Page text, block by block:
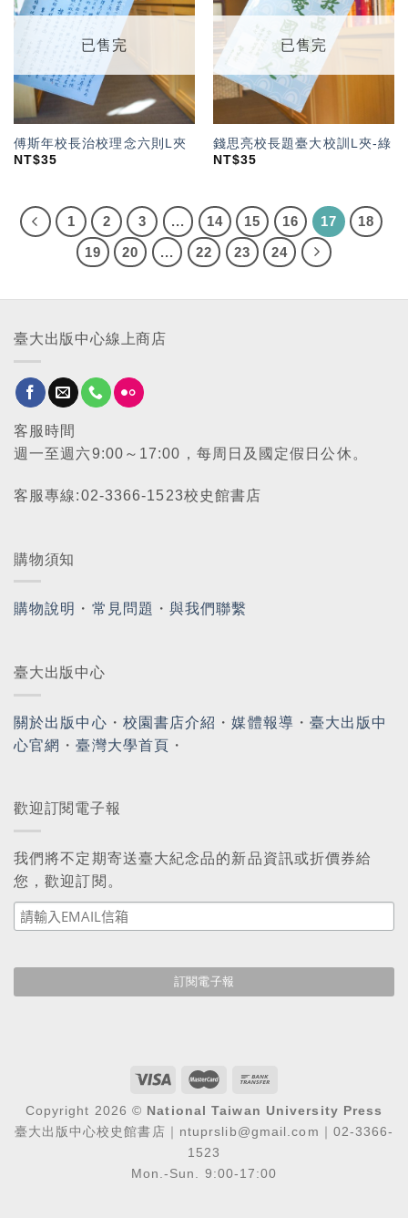
望輕
已售完
傅斯年校長治校理念六則L夾
NT$35
望輕
單」
已售完
錢思亮校長題臺大校訓L夾-綠
NT$35
1 2 3 ... 14 15 16 17
18
19
20 ... 22 23 24
臺大出版中心線上商店
客服時間
週一至週六9:00～17:00，每周日及國定假日公休。
客服專線:02-3366-1523校史館書店
購物須知
購物說明 ・ 常見問題 ・與我們聯繫
臺大出版中心
關於出版中心 ・ 校園書店介紹 ・媒體報導 ・ 臺大出版中
心官網 ・臺灣大學首頁 ・
歡迎訂閱電子報
我們將不定期寄送臺大紀念品的新品資訊或折價券給
您，歡迎訂閱。
Copyright 2026 © National Taiwan University Press
臺大出版中心校史館書店｜ntuprslib@gmail.com｜02-3366-
1523
Mon.-Sun. 9:00-17:00